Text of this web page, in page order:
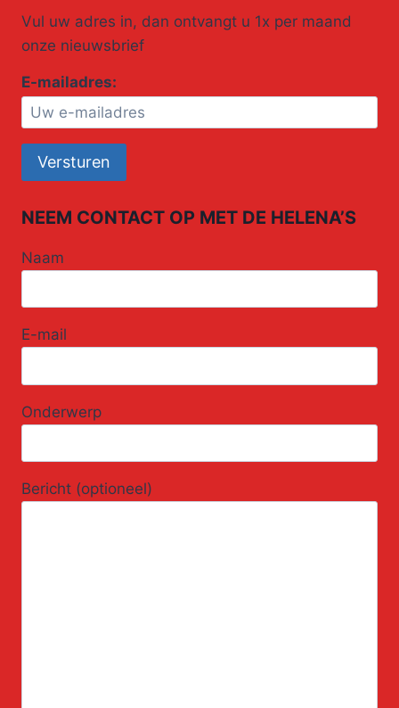
Vul uw adres in, dan ontvangt u 1x per maand
onze nieuwsbrief
E-mailadres:
NEEM CONTACT OP MET DE HELENA’S
Naam
E-mail
Onderwerp
Bericht (optioneel)